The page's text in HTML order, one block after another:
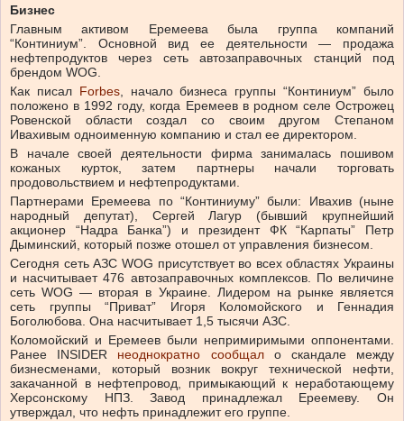
Бизнес
Главным активом Еремеева была группа компаний
“Континиум”. Основной вид ее деятельности — продажа
нефтепродуктов через сеть автозаправочных станций под
брендом WOG.
Как писал Forbes, начало бизнеса группы “Континиум” было
положено в 1992 году, когда Еремеев в родном селе Острожец
Ровенской области создал со своим другом Степаном
Ивахивым одноименную компанию и стал ее директором.
В начале своей деятельности фирма занималась пошивом
кожаных курток, затем партнеры начали торговать
продовольствием и нефтепродуктами.
Партнерами Еремеева по “Континиуму” были: Ивахив (ныне
народный депутат), Сергей Лагур (бывший крупнейший
акционер “Надра Банка”) и президент ФК “Карпаты” Петр
Дыминский, который позже отошел от управления бизнесом.
Сегодня сеть АЗС WOG присутствует во всех областях Украины
и насчитывает 476 автозаправочных комплексов. По величине
сеть WOG — вторая в Украине. Лидером на рынке является
сеть группы “Приват” Игоря Коломойского и Геннадия
Боголюбова. Она насчитывает 1,5 тысячи АЗС.
Коломойский и Еремеев были непримиримыми оппонентами.
Ранее INSIDER неоднократно сообщало скандале между
бизнесменами, который возник вокруг технической нефти,
закачанной в нефтепровод, примыкающий к неработающему
Херсонскому НПЗ. Завод принадлежал Ереемеву. Он
утверждал, что нефть принадлежит его группе.